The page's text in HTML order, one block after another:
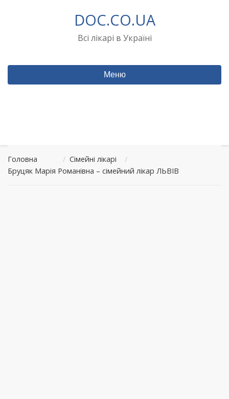
DOC.CO.UA
Всі лікарі в Україні
Меню
Головна / Сімейні лікарі
/
Бруцяк Марія Романівна – сімейний лікар ЛЬВІВ